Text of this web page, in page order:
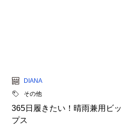
DIANA
その他
365日履きたい！晴雨兼用ビ
プス